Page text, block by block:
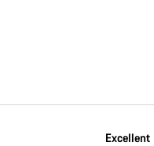
Excellent